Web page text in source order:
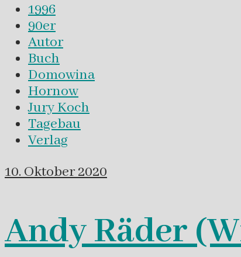
1996
90er
Autor
Buch
Domowina
Hornow
Jury Koch
Tagebau
Verlag
10. Oktober 2020
Andy Räder